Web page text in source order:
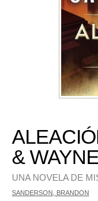
&
UNA NOVELA DE
SANDERSON, BRANDON